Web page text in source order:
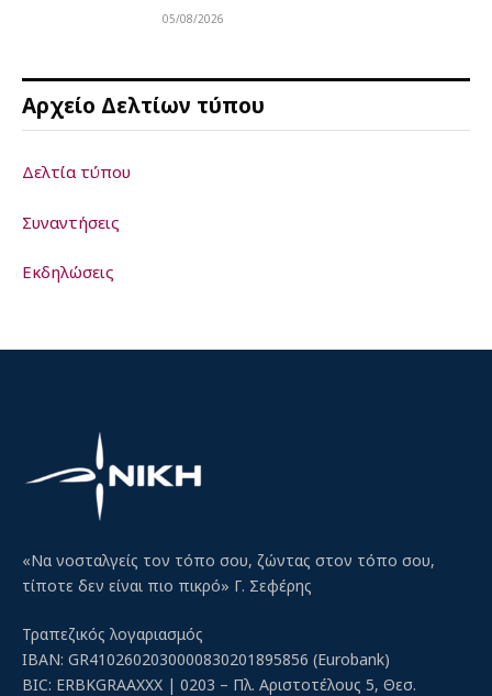
05/08/2026
Αρχείο Δελτίων τύπου
Δελτία τύπου
Συναντήσεις
Εκδηλώσεις
«Να νοσταλγείς τον τόπο σου, ζώντας στον τόπο σου,
τίποτε δεν είναι πιο πικρό» Γ. Σεφέρης
Τραπεζικός λογαριασμός
IBAN: GR4102602030000830201895856 (Eurobank)
BIC: ERBKGRAAXXX | 0203 – Πλ. Αριστοτέλους 5, Θεσ.